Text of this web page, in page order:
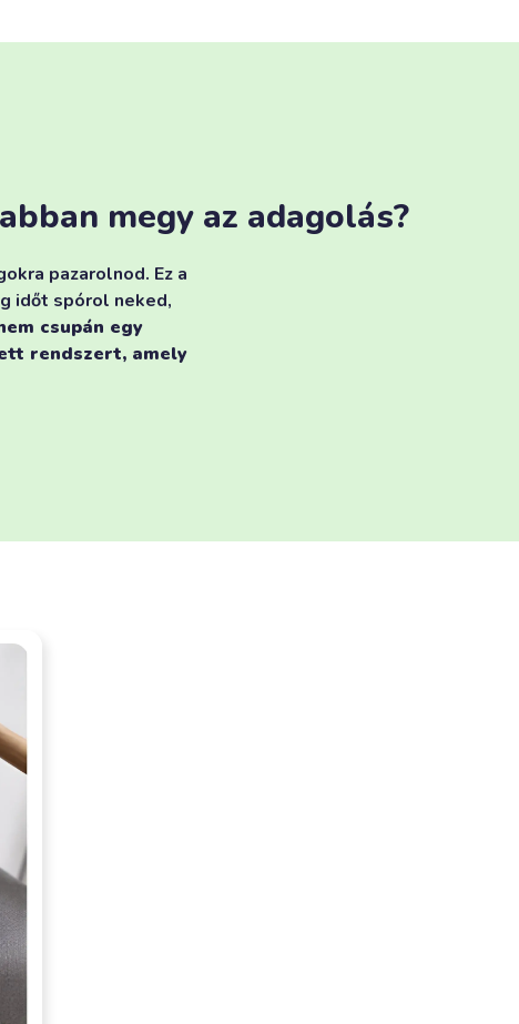
megy az adagolás?
pazarolnod. Ez a
időt spórol neked,
csupán egy
rendszert, amely